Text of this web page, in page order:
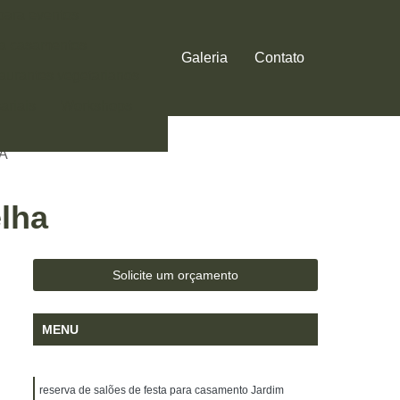
Galeria Contato
Solicite um orçamento
MENU
reserva de salões de festa para casamento Jardim